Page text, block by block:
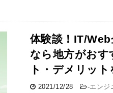
体験談！IT/
なら地方がおす
ト・デメリッ
2021/12/28 -エンジ